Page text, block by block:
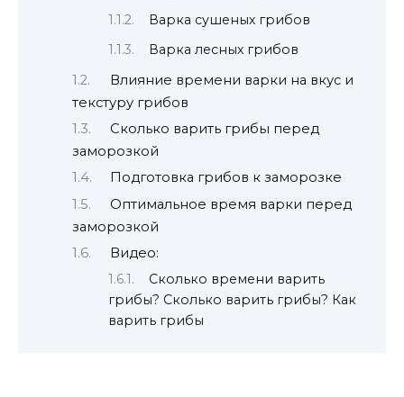
Варка сушеных грибов
Варка лесных грибов
Влияние времени варки на вкус и
текстуру грибов
Сколько варить грибы перед
заморозкой
Подготовка грибов к заморозке
Оптимальное время варки перед
заморозкой
Видео:
Сколько времени варить
грибы? Сколько варить грибы? Как
варить грибы